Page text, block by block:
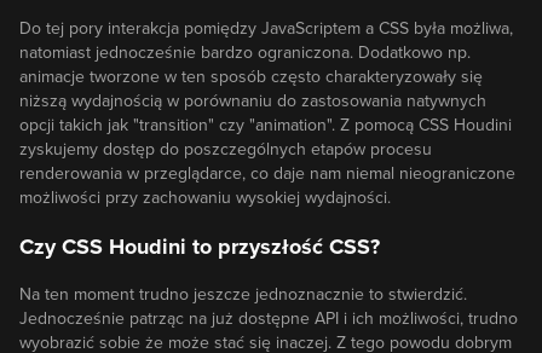
Do tej pory interakcja pomiędzy JavaScriptem a CSS była możliwa,
natomiast jednocześnie bardzo ograniczona. Dodatkowo np.
animacje tworzone w ten sposób często charakteryzowały się
niższą wydajnością w porównaniu do zastosowania natywnych
opcji takich jak "transition" czy "animation". Z pomocą CSS Houdini
zyskujemy dostęp do poszczególnych etapów procesu
renderowania w przeglądarce, co daje nam niemal nieograniczone
możliwości przy zachowaniu wysokiej wydajności.
Czy CSS Houdini to przyszłość CSS?
Na ten moment trudno jeszcze jednoznacznie to stwierdzić.
Jednocześnie patrząc na już dostępne API i ich możliwości, trudno
wyobrazić sobie że może stać się inaczej. Z tego powodu dobrym